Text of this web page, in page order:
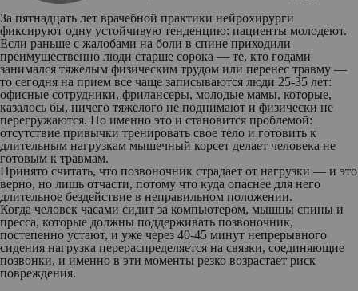
За пятнадцать лет врачебной практики нейрохирурги
фиксируют одну устойчивую тенденцию: пациенты молодеют.
Если раньше с жалобами на боли в спине приходили
преимущественно люди старше сорока — те, кто годами
занимался тяжелым физическим трудом или перенес травму —
то сегодня на прием все чаще записываются люди 25-35 лет:
офисные сотрудники, фрилансеры, молодые мамы, которые,
казалось бы, ничего тяжелого не поднимают и физически не
перегружаются. Но именно это и становится проблемой:
отсутствие привычки тренировать свое тело и готовить к
длительным нагрузкам мышечный корсет делает человека не
готовым к травмам.
Принято считать, что позвоночник страдает от нагрузки — и это
верно, но лишь отчасти, потому что куда опаснее для него
длительное бездействие в неправильном положении.
Когда человек часами сидит за компьютером, мышцы спины и
пресса, которые должны поддерживать позвоночник,
постепенно устают, и уже через 40-45 минут непрерывного
сидения нагрузка перераспределяется на связки, соединяющие
позвонки, и именно в эти моменты резко возрастает риск
повреждения.